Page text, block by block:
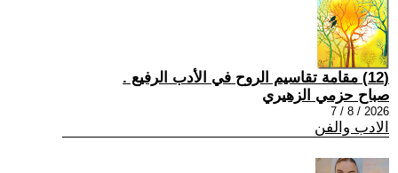
(12) مقامة تقاسيم الروح في الأدب الرفيع .
صباح حزمي الزهيري
2026 / 8 / 7
الادب والفن